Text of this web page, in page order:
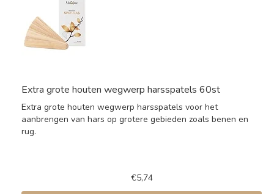
Extra grote houten wegwerp harsspatels 60st
Extra grote houten wegwerp harsspatels voor het
aanbrengen van hars op grotere gebieden zoals benen en
rug.
€5,74